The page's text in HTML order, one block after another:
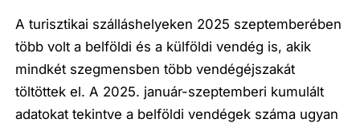
A turisztikai szálláshelyeken 2025 szeptemberében
több volt a belföldi és a külföldi vendég is, akik
mindkét szegmensben több vendégéjszakát
töltöttek el. A 2025. január-szeptemberi kumulált
adatokat tekintve a belföldi vendégek száma ugyan